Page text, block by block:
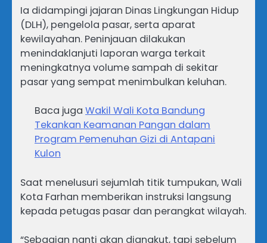
Ia didampingi jajaran Dinas Lingkungan Hidup
(DLH), pengelola pasar, serta aparat
kewilayahan. Peninjauan dilakukan
menindaklanjuti laporan warga terkait
meningkatnya volume sampah di sekitar
pasar yang sempat menimbulkan keluhan.
Baca juga Wakil Wali Kota Bandung
Tekankan Keamanan Pangan dalam
Program Pemenuhan Gizi di Antapani
Kulon
Saat menelusuri sejumlah titik tumpukan, Wali
Kota Farhan memberikan instruksi langsung
kepada petugas pasar dan perangkat wilayah.
“Sebagian nanti akan diangkut, tapi sebelum